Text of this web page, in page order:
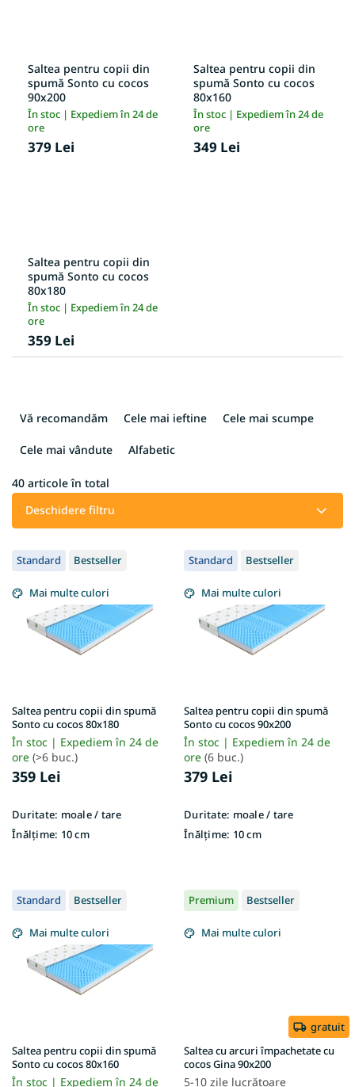
Saltea pentru copii din
spumă Sonto cu cocos
90x200
În stoc | Expediem în 24 de
ore
379 Lei
Saltea pentru copii din
spumă Sonto cu cocos
80x160
În stoc | Expediem în 24 de
ore
349 Lei
Saltea pentru copii din
spumă Sonto cu cocos
80x180
În stoc | Expediem în 24 de
ore
359 Lei
e
e
t
a
p
r
u
i
Vă recomandăm Cele mai ieftine Cele mai scumpe
Cele mai vândute Alfabetic
40 articole în total
Deschidere filtru
L
i
s
t
u
s
e
Standard Bestseller
Mai multe culori
Saltea pentru copii din spumă
Sonto cu cocos 80x180
În stoc | Expediem în 24 de
ore (>6 buc.)
359 Lei
Duritate: moale / tare
Înălțime: 10 cm
Standard Bestseller
Mai multe culori
Saltea pentru copii din spumă
Sonto cu cocos 90x200
În stoc | Expediem în 24 de
ore (6 buc.)
379 Lei
Duritate: moale / tare
Înălțime: 10 cm
Standard Bestseller
Mai multe culori
Saltea pentru copii din spumă
Sonto cu cocos 80x160
În stoc | Expediem în 24 de
Premium Bestseller
Mai multe culori
gratuit
Saltea cu arcuri împachetate cu
cocos Gina 90x200
5-10 zile lucrătoare